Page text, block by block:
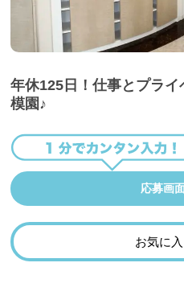
年休125日！仕事とプラ
模園♪
応募画
お気に